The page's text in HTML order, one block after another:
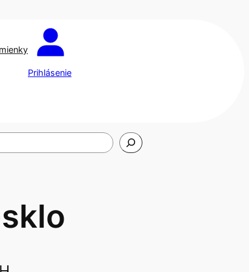
Prihlásenie